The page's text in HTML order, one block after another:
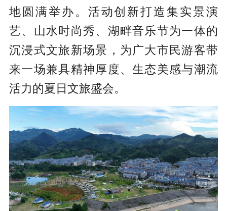
地圆满举办。活动创新打造集实景演
艺、山水时尚秀、湖畔音乐节为一体的
沉浸式文旅新场景，为广大市民游客带
来一场兼具精神厚度、生态美感与潮流
活力的夏日文旅盛会。